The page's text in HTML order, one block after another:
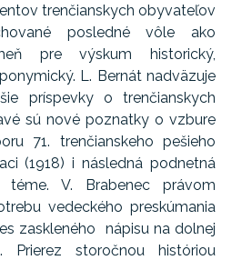
trenčianskych obyvateľov
posledné vôle ako
pre výskum historický,
L. Bernát nadväzuje
príspevky o trenčianskych
sú nové poznatky o vzbure
71. trenčianskeho pešieho
(1918) i následná podnetná
V. Brabenec právom
vedeckého preskúmania
zaskleného nápisu na dolnej
Prierez storočnou históriou